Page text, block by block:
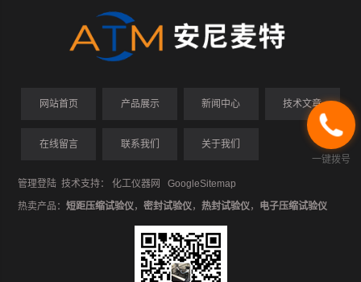
网站首页 产品展示 新闻中心 技术文章
在线留言 联系我们 关于我们
管理登陆 技术支持：化工仪器网
GoogleSitemap
热卖产品：短距压缩试验仪，密封试验仪，热封试验仪， 电子压缩试验仪
一键拨号